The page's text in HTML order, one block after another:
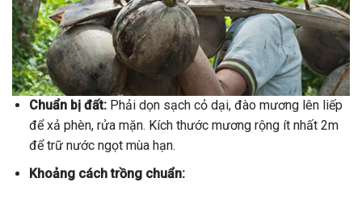
Chuẩn bị đất:Phải dọn sạch cỏ dại, đào mương lên liếp
để xả phèn, rửa mặn. Kích thước mương rộng ít nhất 2m
để trữ nước ngọt mùa hạn.
Khoảng cách trồng chuẩn: